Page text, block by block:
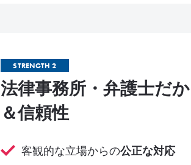
STRENGTH 2
法律事務所・弁護士だ
＆信頼性
客観的な立場からの公正な対応